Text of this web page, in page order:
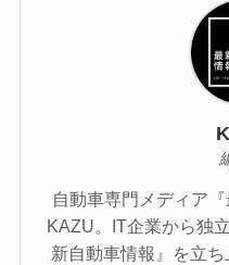
自動車専門メディア
KAZU。IT企業から独
新自動車情報』を立